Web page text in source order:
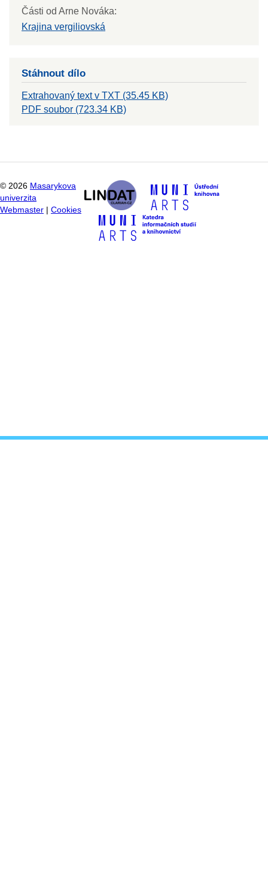
Části od Arne Nováka:
Krajina vergiliovská
Stáhnout dílo
Extrahovaný text v TXT (35.45 KB)
PDF soubor (723.34 KB)
© 2026 Masarykova
univerzita
Webmaster
Cookies